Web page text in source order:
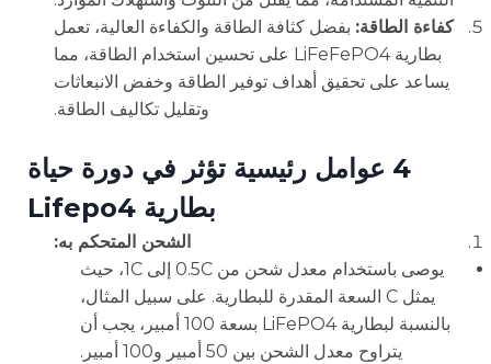
كفاءة الطاقة: بفضل كثافة الطاقة والكفاءة العالية، تعمل
بطارية LiFeFePO4 على تحسين استخدام الطاقة، مما
يساعد على تحقيق أهداف توفير الطاقة وخفض الانبعاثات
وتقليل تكاليف الطاقة.
4 عوامل رئيسية تؤثر في دورة حياة
بطارية Lifepo4
الشحن المتحكم به:
يوصى باستخدام معدل شحن من 0.5C إلى 1C، حيث
يمثل C السعة المقدرة للبطارية. على سبيل المثال،
بالنسبة لبطارية LiFePO4 بسعة 100 أمبير، يجب أن
يتراوح معدل الشحن بين 50 أمبير و100 أمبير.